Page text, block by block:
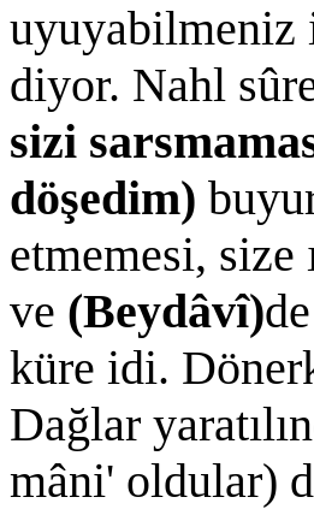
uyuyabilmeniz
diyor. Nahl
sizi
döşedim)
etmemesi, size
ve (Beydâvî)
küre idi.
Dağlar
mâni' oldular)